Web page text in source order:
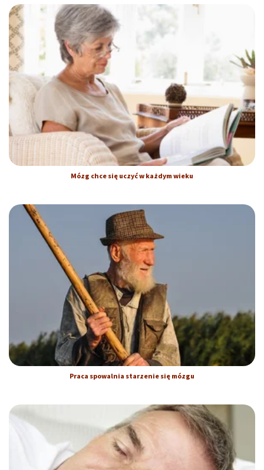
Mózg chce się uczyć w każdym wieku
Praca spowalnia starzenie się mózgu